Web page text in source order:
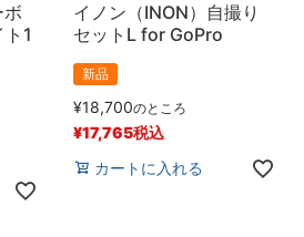
1
イノン（INON）自撮り
セットL for GoPro
新品
¥18,700のところ
¥17,765税込
カートに入れる